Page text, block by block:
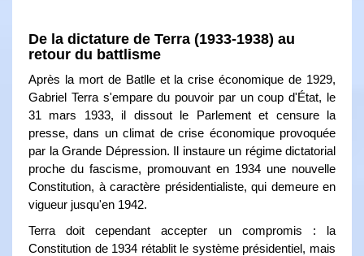
De la dictature de Terra (1933-1938) au
retour du battlisme
Après la mort de Batlle et la crise économique de 1929,
Gabriel Terra s'empare du pouvoir par un coup d'État, le
31 mars 1933, il dissout le Parlement et censure la
presse, dans un climat de crise économique provoquée
par la Grande Dépression. Il instaure un régime dictatorial
proche du fascisme, promouvant en 1934 une nouvelle
Constitution, à caractère présidentialiste, qui demeure en
vigueur jusqu'en 1942.
Terra doit cependant accepter un compromis : la
Constitution de 1934 rétablit le système présidentiel, mais